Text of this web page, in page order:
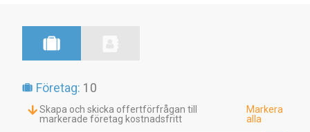
Företag: 10
Skapa och skicka offertförfrågan till
markerade företag kostnadsfritt
Markera
alla